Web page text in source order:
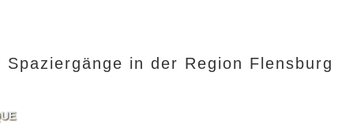
Spaziergänge in der Region Flensburg